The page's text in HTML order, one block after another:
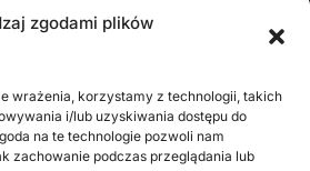
zgodami plików
wrażenia, korzystamy z technologii, takich
i/lub uzyskiwania dostępu do
na te technologie pozwoli nam
zachowanie podczas przeglądania lub